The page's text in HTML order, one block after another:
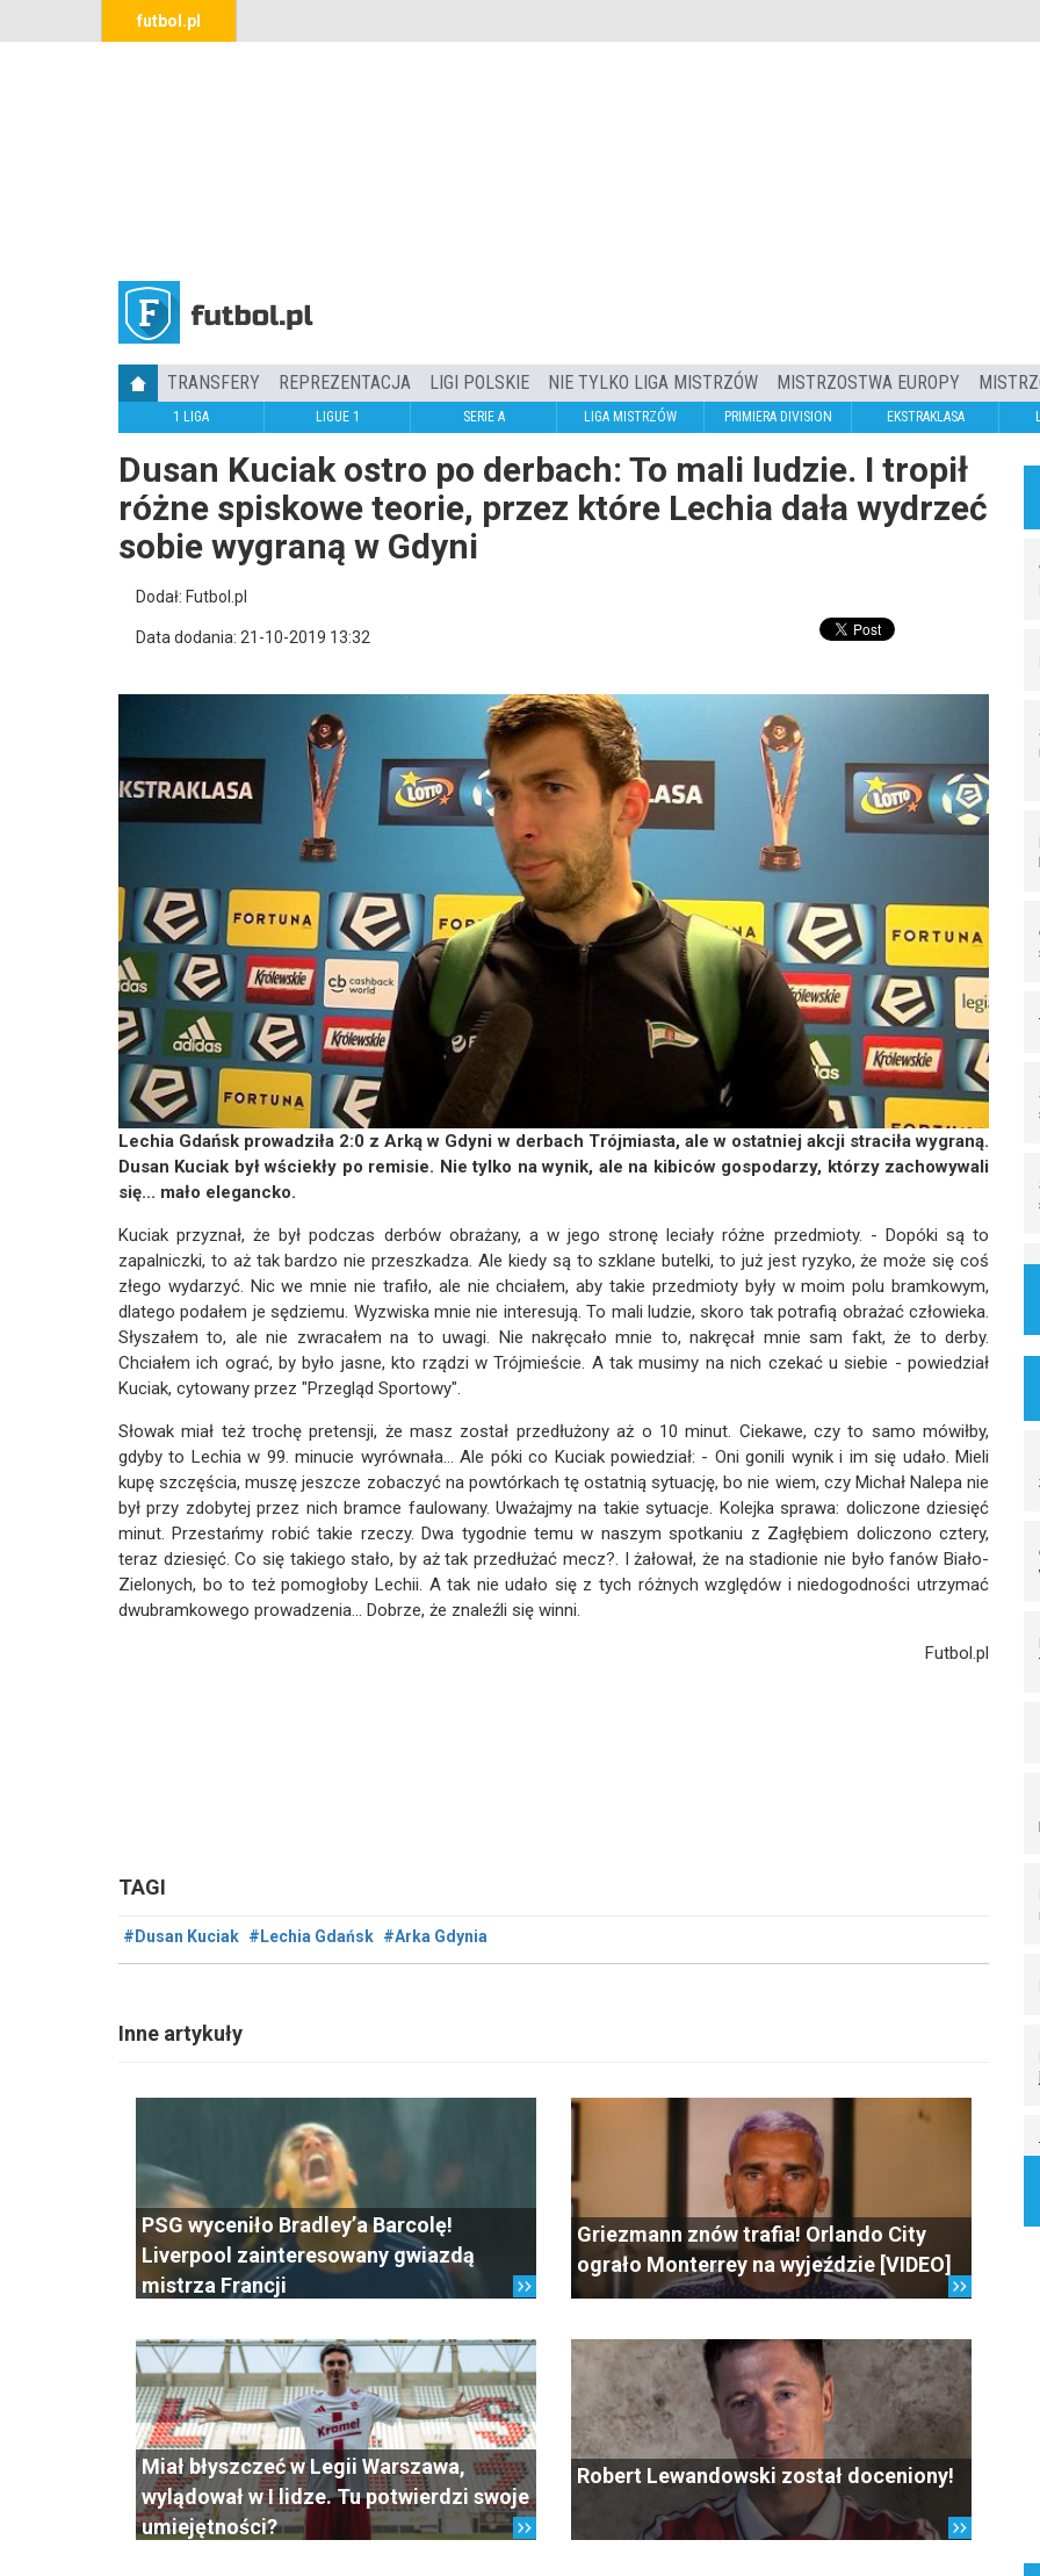
futbol.pl
TRANSFERY REPREZENTACJA LIGI POLSKIE NIE TYLKO LIGA MISTRZÓW MISTRZOSTWA EUROPY
1 LIGA LIGUE 1 SERIE A LIGA MISTRZÓW PRIMIERA DIVISION EKSTRAKLASA
Dusan Kuciak ostro po derbach: To mali ludzie. I tropił
różne spiskowe teorie, przez które Lechia dała wydrzeć
sobie wygraną w Gdyni
Dodał: Futbol.pl
Data dodania: 21-10-2019 13:32
Lechia Gdańsk prowadziła 2:0 z Arką w Gdyni w derbach Trójmiasta, ale w ostatniej akcji straciła wygraną.
Dusan Kuciak był wściekły po remisie. Nie tylko na wynik, ale na kibiców gospodarzy, którzy zachowywali
się... mało elegancko.
Kuciak przyznał, że był podczas derbów obrażany, a w jego stronę leciały różne przedmioty. - Dopóki są to
zapalniczki, to aż tak bardzo nie przeszkadza. Ale kiedy są to szklane butelki, to już jest ryzyko, że może się coś
złego wydarzyć. Nic we mnie nie trafiło, ale nie chciałem, aby takie przedmioty były w moim polu bramkowym,
dlatego podałem je sędziemu. Wyzwiska mnie nie interesują. To mali ludzie, skoro tak potrafią obrażać człowieka.
Słyszałem to, ale nie zwracałem na to uwagi. Nie nakręcało mnie to, nakręcał mnie sam fakt, że to derby.
Chciałem ich ograć, by było jasne, kto rządzi w Trójmieście. A tak musimy na nich czekać u siebie - powiedział
Kuciak, cytowany przez "Przegląd Sportowy".
Słowak miał też trochę pretensji, że masz został przedłużony aż o 10 minut. Ciekawe, czy to samo mówiłby,
gdyby to Lechia w 99. minucie wyrównała... Ale póki co Kuciak powiedział: - Oni gonili wynik i im się udało. Mieli
kupę szczęścia, muszę jeszcze zobaczyć na powtórkach tę ostatnią sytuację, bo nie wiem, czy Michał Nalepa nie
był przy zdobytej przez nich bramce faulowany. Uważajmy na takie sytuacje. Kolejka sprawa: doliczone dziesięć
minut. Przestańmy robić takie rzeczy. Dwa tygodnie temu w naszym spotkaniu z Zagłębiem doliczono cztery,
teraz dziesięć. Co się takiego stało, by aż tak przedłużać mecz?. I żałował, że na stadionie nie było fanów Biało-
Zielonych, bo to też pomogłoby Lechii. A tak nie udało się z tych różnych względów i niedogodności utrzymać
dwubramkowego prowadzenia... Dobrze, że znaleźli się winni.
Futbol.pl
TAGI
#Dusan Kuciak #Lechia Gdańsk #Arka Gdynia
Inne artykuły
PSG wyceniło Bradley’a Barcolę!
Liverpool zainteresowany gwiazdą
mistrza Francji
Griezmann znów trafia! Orlando City
ograło Monterrey na wyjeździe [VIDEO]
Miał błyszczeć w Legii Warszawa,
wylądował w I lidze. Tu potwierdzi swoje
umiejętności?
Robert Lewandowski został doceniony!